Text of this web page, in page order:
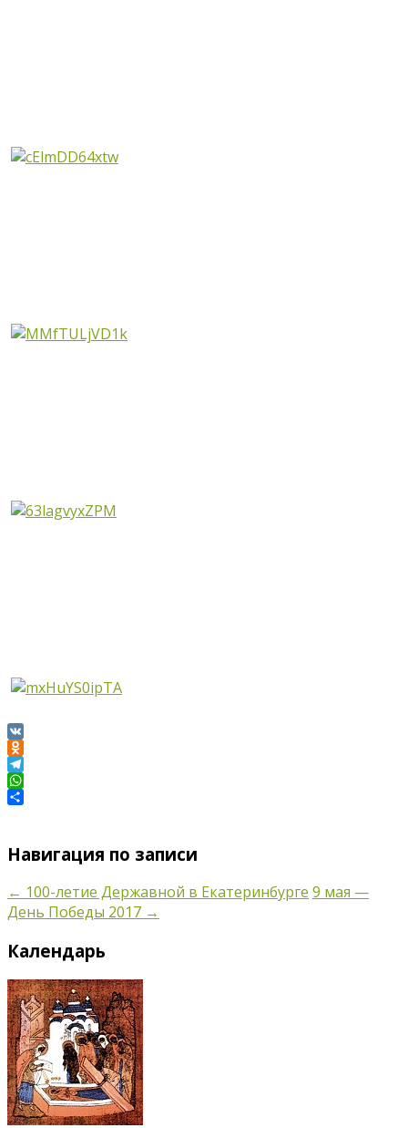
VK
Odnoklassniki
Telegram
WhatsApp
Навигация по записи
← 100-летие Державной в Екатеринбурге 9 мая —
День Победы 2017 →
Календарь